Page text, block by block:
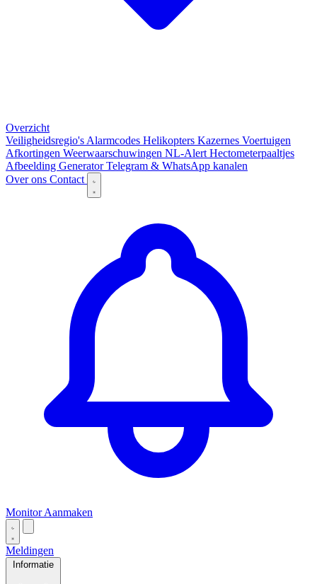
Overzicht
Veiligheidsregio's Alarmcodes Helikopters Kazernes Voertuigen
Afkortingen Weerwaarschuwingen NL-Alert Hectometerpaaltjes
Afbeelding GeneratorTelegram & WhatsApp kanalen
Over ons Contact
Monitor Aanmaken
Meldingen
Informatie